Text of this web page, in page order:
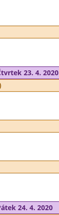
23. 4. 2020
24. 4. 2020